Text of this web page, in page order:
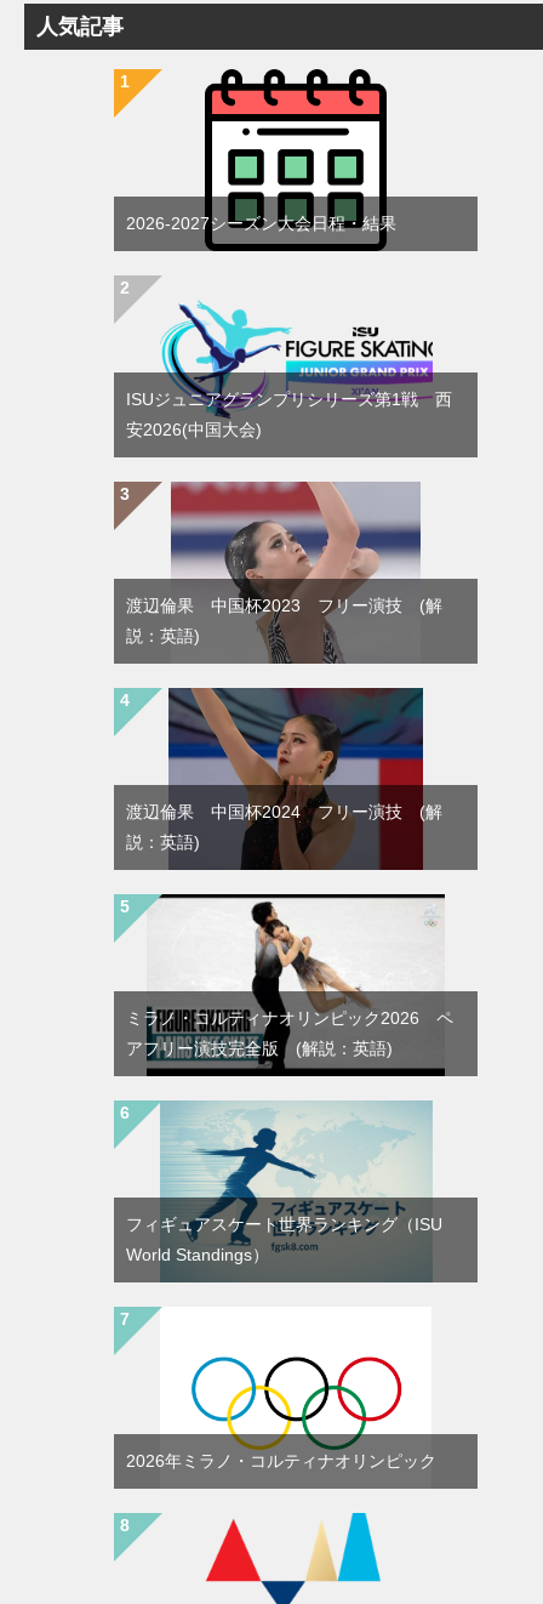
人気記事
2026-2027シーズン大会日程・結果
ISUジュニアグランプリシリーズ第1戦 西
安2026(中国大会)
渡辺倫果 中国杯2023 フリー演技 (解
説：英語)
渡辺倫果 中国杯2024 フリー演技 (解
説：英語)
ミラノ・コルティナオリンピック2026 ペ
アフリー演技完全版 (解説：英語)
フィギュアスケート世界ランキング（ISU
World Standings）
2026年ミラノ・コルティナオリンピック